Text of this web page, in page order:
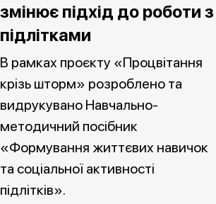
змінює підхід до роботи з
підлітками
В рамках проєкту «Процвітання
крізь шторм» розроблено та
видрукувано Навчально-
методичний посібник
«Формування життєвих навичок
та соціальної активності
підлітків».